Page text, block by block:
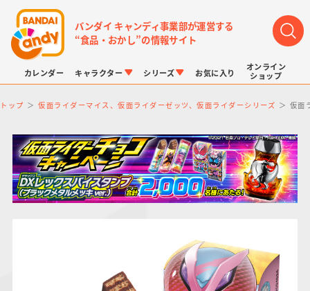
バンダイ キャンディ事業部が運営する
“食品・おかし”の情報サイト
カレンダー キャラクター
LINK TRAVELERS プリキュアシリーズ ドラゴンボール
シリーズ
チョコボックス チョコサプ ポケモンキッズ
お気に入り
オンライン
ショップ
トップ 仮面ライダーマイス、仮面ライダーゼッツ、仮面ライダーシリーズ 仮面